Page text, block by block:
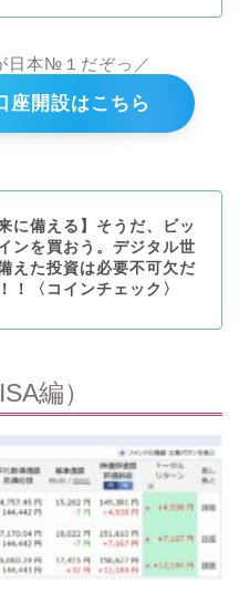
日本№１だぞっ／
座開設はこちら
来に備える】そうだ、ビッ
ンを買おう。デジタル世
えた投資は必要不可欠だ
！〈コインチェック〉
編）